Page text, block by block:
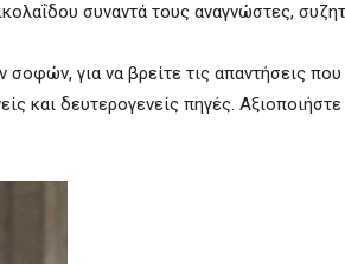
συναντά τους αναγνώστες,
για να βρείτε τις απαντήσεις
και δευτερογενείς πηγές.